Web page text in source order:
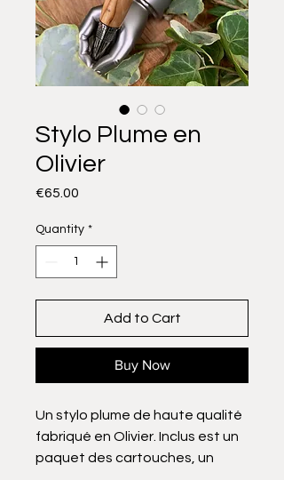
Stylo Plume en
Olivier
€65.00
Quantity *
Add to Cart
Buy Now
Un stylo plume de haute qualité
fabriqué en Olivier. Inclus est un
paquet des cartouches, un